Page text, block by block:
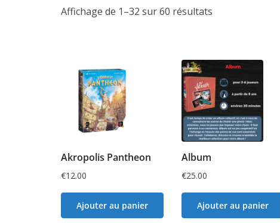
Affichage de 1–32 sur 60 résultats
Akropolis Pantheon
€12.00
Ajouter au panier
Album
€25.00
Ajouter au panier